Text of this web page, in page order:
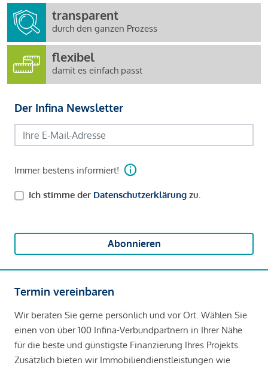
transparent
durch den ganzen Prozess
flexibel
damit es einfach passt
Der Infina Newsletter
Immer bestens informiert!
Ich stimme der Datenschutzerklärung zu.
Abonnieren
Termin vereinbaren
Wir beraten Sie gerne persönlich und vor Ort. Wählen Sie
einen von über 100 Infina-Verbundpartnern in Ihrer Nähe
für die beste und günstigste Finanzierung Ihres Projekts.
Zusätzlich bieten wir Immobiliendienstleistungen wie